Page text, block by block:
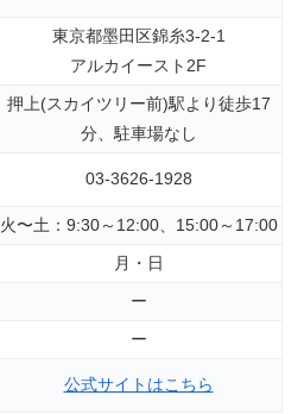
東京都墨田区錦糸3-2-1
アルカイースト2F
押上(スカイツリー前)駅より徒歩17
分、駐車場なし
03-3626-1928
火〜土：9:30～12:00、15:00～17:00
月・日
ー
ー
公式サイトはこちら